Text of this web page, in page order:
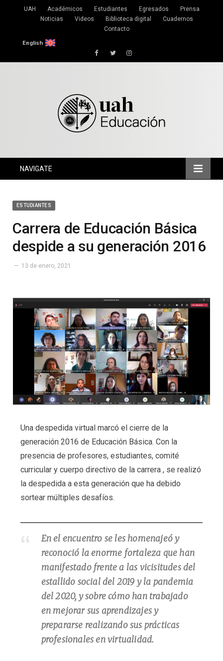
UAH Académicos Estudiantes Egresados
Prensa
Noticias
Videos Biblioteca digital
Cuadernos
Contacto
English
FacebookTwitterInstagram
NAVIGATE
ESTUDIANTES
Carrera de Educación Básica
despide a su generación 2016
13 de enero, 2021
Una despedida virtual marcó el cierre de la
generación 2016 de Educación Básica. Con la
presencia de profesores, estudiantes, comité
curricular y cuerpo directivo de la carrera , se realizó
la despedida a esta generación que ha debido
sortear múltiples desafíos.
En el encuentro se les homenajeó y
reconoció la enorme fortaleza que han
manifestado frente a las vicisitudes del
estallido social del 2019 y la pandemia
del 2020, y sobre cómo han trabajado
en mejorar sus aprendizajes y
prepararse realizando sus prácticas
profesionales en virtualidad.